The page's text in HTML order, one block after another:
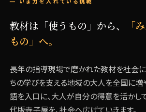
— いま力を入れている挑戦
教材は「使うもの」から、
「
もの」へ。
長年の指導現場で磨かれた教材を社会に
ちの学びを支える地域の大人を全国に増
語を入口に、大人が自分の得意を活かし